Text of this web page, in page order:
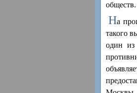
обществ.
На
такого
один из